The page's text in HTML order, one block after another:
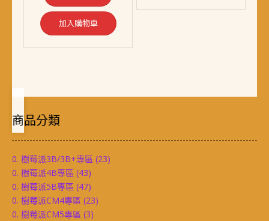
加入購物車
商品分類
0. 樹莓派3B/3B+專區 (23)
0. 樹莓派4B專區 (43)
0. 樹莓派5B專區 (47)
0. 樹莓派CM4專區 (23)
0. 樹莓派CM5專區 (3)